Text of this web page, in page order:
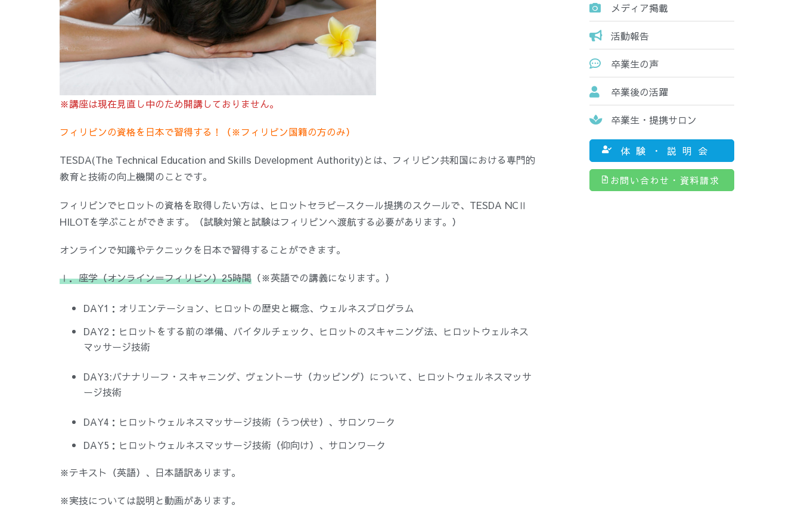
※講座は現在見直し中のため開講しておりません。
フィリピンの資格を日本で習得する！（※フィリピン国籍の方のみ）
TESDA(The Technical Education and Skills Development Authority)とは、フィリピン共和国における専門的
教育と技術の向上機関のことです。
フィリピンでヒロットの資格を取得したい方は、ヒロットセラピースクール提携のスクールで、TESDA NCⅡ
HILOTを学ぶことができます。（試験対策と試験はフィリピンへ渡航する必要があります。）
オンラインで知識やテクニックを日本で習得することができます。
Ⅰ．座学（オンライン＝フィリピン）25時間 （※英語での講義になります。）
DAY1：オリエンテーション、ヒロットの歴史と概念、ウェルネスプログラム
DAY2：ヒロットをする前の準備、バイタルチェック、ヒロットのスキャニング法、ヒロットウェルネス
マッサージ技術
DAY3:バナナリーフ・スキャニング、ヴェントーサ（カッピング）について、ヒロットウェルネスマッサ
ージ技術
DAY4：ヒロットウェルネスマッサージ技術（うつ伏せ）、サロンワーク
DAY5：ヒロットウェルネスマッサージ技術（仰向け）、サロンワーク
※テキスト（英語）、日本語訳あります。
※実技については説明と動画があります。
メディア掲載
活動報告
卒業生の声
卒業後の活躍
卒業生・提携サロン
体験・説明会
お問い合わせ・資料請求